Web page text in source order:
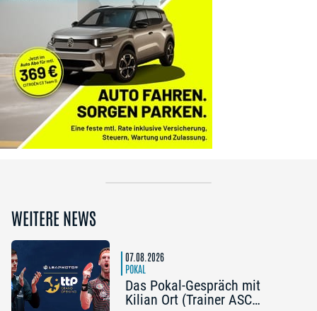
WEITERE NEWS
07.08.2026
POKAL
Das Pokal-Gespräch mit
Kilian Ort (Trainer ASC